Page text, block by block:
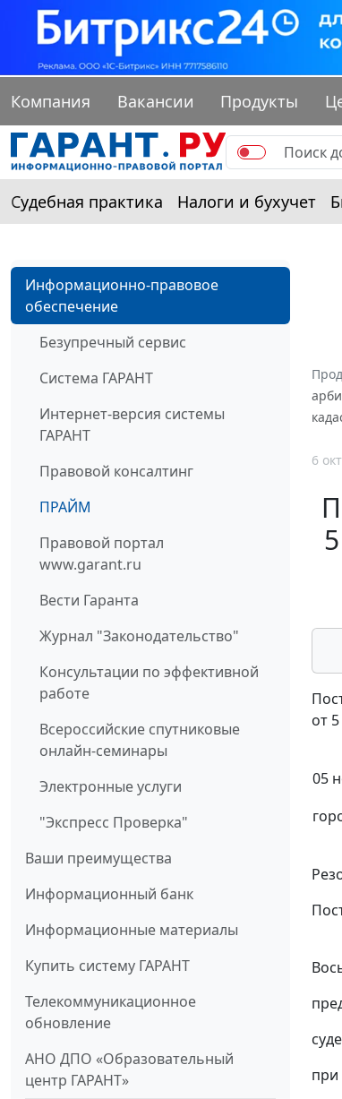
Компания Вакансии Продукты
Судебная практика Налоги и бухучет
Информационно-правовое
обеспечение
Безупречный сервис
Система ГАРАНТ
Интернет-версия системы
ГАРАНТ
Правовой консалтинг
ПРАЙМ
Правовой портал
www.garant.ru
Вести Гаранта
Журнал "Законодательство"
Консультации по эффективной
работе
Всероссийские спутниковые
онлайн-семинары
Электронные услуги
"Экспресс Проверка"
Ваши преимущества
Информационный банк
Информационные материалы
Купить систему ГАРАНТ
Телекоммуникационное
обновление
АНО ДПО «Образовательный
центр ГАРАНТ»
6
от
05
при